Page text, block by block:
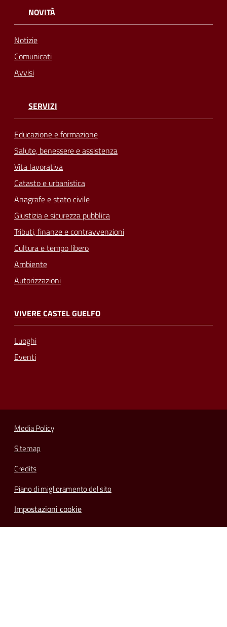
NOVITÀ
Notizie
Comunicati
Avvisi
SERVIZI
Educazione e formazione
Salute, benessere e assistenza
Vita lavorativa
Catasto e urbanistica
Anagrafe e stato civile
Giustizia e sicurezza pubblica
Tributi, finanze e contravvenzioni
Cultura e tempo libero
Ambiente
Autorizzazioni
VIVERE CASTEL GUELFO
Luoghi
Eventi
Media Policy
Sitemap
Credits
Piano di miglioramento del sito
Impostazioni cookie